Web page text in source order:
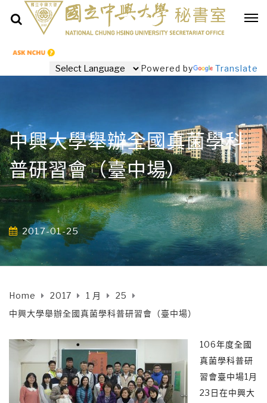
Powered by Translate
中興大學舉辦全國真菌學科
普研習會（臺中場）
2017-01-25
Home 2017 1 月
25
中興大學舉辦全國真菌學科普研習會（臺中場）
106年度全國
真菌學科普研
習會臺中場1月
23日在中興大